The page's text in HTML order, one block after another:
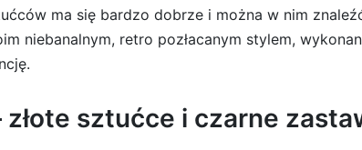
ma się bardzo dobrze i można w nim
niebanalnym, retro pozłacanym stylem,
sztućce i czarne